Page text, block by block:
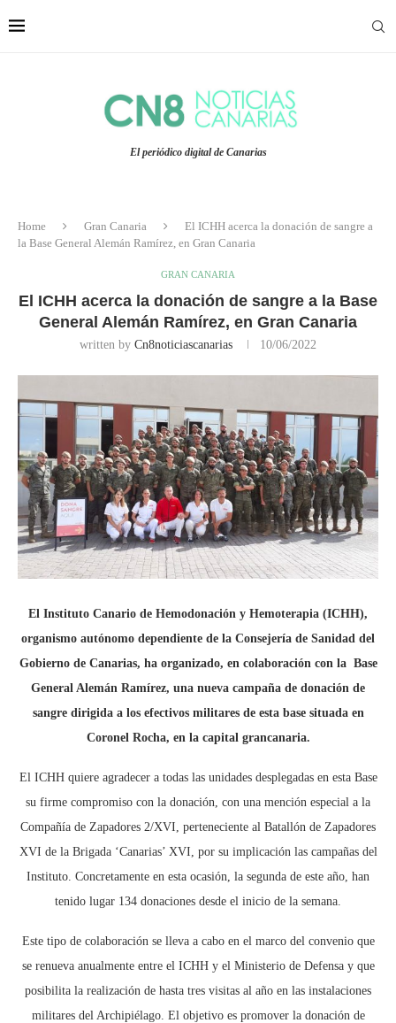
El periódico digital de Canarias
Home Gran Canaria
El ICHH acerca la donación de sangre a
la Base General Alemán Ramírez, en Gran Canaria
GRAN CANARIA
El ICHH acerca la donación de sangre a la Base
General Alemán Ramírez, en Gran Canaria
written by Cn8noticiascanarias 10/06/2022
El Instituto Canario de Hemodonación y Hemoterapia (ICHH),
organismo autónomo dependiente de la Consejería de Sanidad del
Gobierno de Canarias, ha organizado, en colaboración con la Base
General Alemán Ramírez, una nueva campaña de donación de
sangre dirigida a los efectivos militares de esta base situada en
Coronel Rocha, en la capital grancanaria.
El ICHH quiere agradecer a todas las unidades desplegadas en esta Base
su firme compromiso con la donación, con una mención especial a la
Compañía de Zapadores 2/XVI, perteneciente al Batallón de Zapadores
XVI de la Brigada ‘Canarias’ XVI, por su implicación las campañas del
Instituto. Concretamente en esta ocasión, la segunda de este año, han
tenido lugar 134 donaciones desde el inicio de la semana.
Este tipo de colaboración se lleva a cabo en el marco del convenio que
se renueva anualmente entre el ICHH y el Ministerio de Defensa y que
posibilita la realización de hasta tres visitas al año en las instalaciones
militares del Archipiélago. El objetivo es promover la donación de